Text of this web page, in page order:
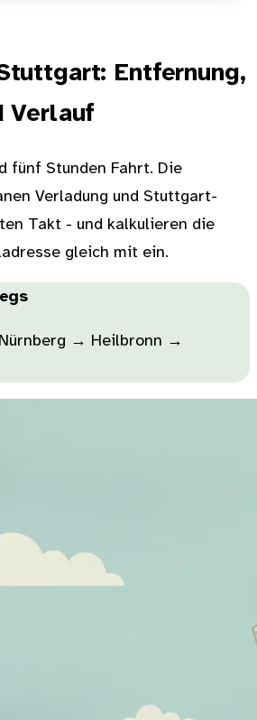
Entfernung,
Verlauf
fünf Stunden Fahrt. Die
Verladung und Stuttgart-
Takt - und kalkulieren die
gleich mit ein.
→ Heilbronn →